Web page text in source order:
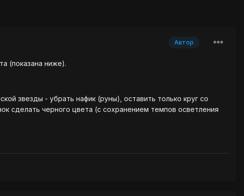
Автор
(показана ниже).
звезды - убрать нафик (руны), оставить только круг со
сделать черного цвета (с сохранением темпов осветления